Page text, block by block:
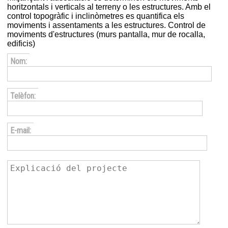
horitzontals i verticals al terreny o les estructures. Amb el
control topogràfic i inclinòmetres es quantifica els
moviments i assentaments a les estructures. Control de
moviments d'estructures (murs pantalla, mur de rocalla,
edificis)
Nom:
Telèfon:
E-mail: